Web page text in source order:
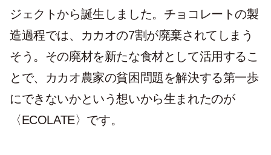
ジェクトから誕生しました。チョコレートの製
造過程では、カカオの7割が廃棄されてしまう
そう。その廃材を新たな食材として活用するこ
とで、カカオ農家の貧困問題を解決する第一歩
にできないかという想いから生まれたのが
〈ECOLATE〉です。